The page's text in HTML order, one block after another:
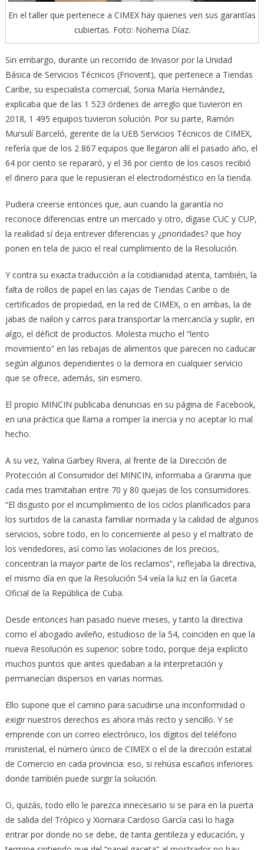
En el taller que pertenece a CIMEX hay quienes ven sus garantías
cubiertas. Foto: Nohema Díaz.
Sin embargo, durante un recorrido de Invasor por la Unidad
Básica de Servicios Técnicos (Friovent), que pertenece a Tiendas
Caribe, su especialista comercial, Sonia María Hernández,
explicaba que de las 1 523 órdenes de arreglo que tuvieron en
2018, 1 495 equipos tuvieron solución. Por su parte, Ramón
Mursulí Barceló, gerente de la UEB Servicios Técnicos de CIMEX,
refería que de los 2 867 equipos que llegaron allí el pasado año, el
64 por ciento se repararó, y el 36 por ciento de los casos recibió
el dinero para que le repusieran el electrodoméstico en la tienda.
Pudiera creerse entonces que, aun cuando la garantía no
reconoce diferencias entre un mercado y otro, dígase CUC y CUP,
la realidad sí deja entrever diferencias y ¿prioridades? que hoy
ponen en tela de juicio el real cumplimiento de la Resolución.
Y contra su exacta traducción a la cotidianidad atenta, también, la
falta de rollos de papel en las cajas de Tiendas Caribe o de
certificados de propiedad, en la red de CIMEX, o en ambas, la de
jabas de nailon y carros para transportar la mercancía y suplir, en
algo, el déficit de productos. Molesta mucho el “lento
movimiento” en las rebajas de alimentos que parecen no caducar
según algunos dependientes o la demora en cualquier servicio
que se ofrece, además, sin esmero.
El propio MINCIN publicaba denuncias en su página de Facebook,
en una práctica que llama a romper la inercia y no aceptar lo mal
hecho.
A su vez, Yalina Garbey Rivera, al frente de la Dirección de
Protección al Consumidor del MINCIN, informaba a Granma que
cada mes tramitaban entre 70 y 80 quejas de los consumidores.
“El disgusto por el incumplimiento de los ciclos planificados para
los surtidos de la canasta familiar normada y la calidad de algunos
servicios, sobre todo, en lo concerniente al peso y el maltrato de
los vendedores, así como las violaciones de los precios,
concentran la mayor parte de los reclamos”, reflejaba la directiva,
el mismo día en que la Resolución 54 veía la luz en la Gaceta
Oficial de la República de Cuba.
Desde entonces han pasado nueve meses, y tanto la directiva
como el abogado avileño, estudioso de la 54, coinciden en que la
nueva Resolución es superior; sobre todo, porque deja explícito
muchos puntos que antes quedaban a la interpretación y
permanecían dispersos en varias normas.
Ello supone que el camino para sacudirse una inconformidad o
exigir nuestros derechos es ahora más recto y sencillo. Y se
emprende con un correo electrónico, los dígitos del teléfono
ministerial, el número único de CIMEX o el de la dirección estatal
de Comercio en cada provincia: eso, si rehúsa escaños inferiores
donde también puede surgir la solución.
O, quizás, todo ello le parezca innecesario si se para en la puerta
de salida del Trópico y Xiomara Cardoso García casi lo haga
entrar por donde no se debe, de tanta gentileza y educación, y